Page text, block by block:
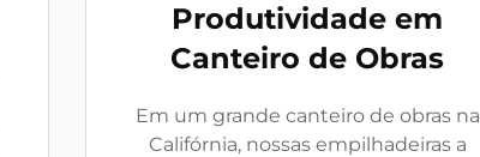
Produtividade em
Canteiro de Obras
Em um grande canteiro de obras na
Califórnia, nossas empilhadeiras a